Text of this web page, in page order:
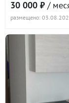
30 000 ₽ /
размещено: